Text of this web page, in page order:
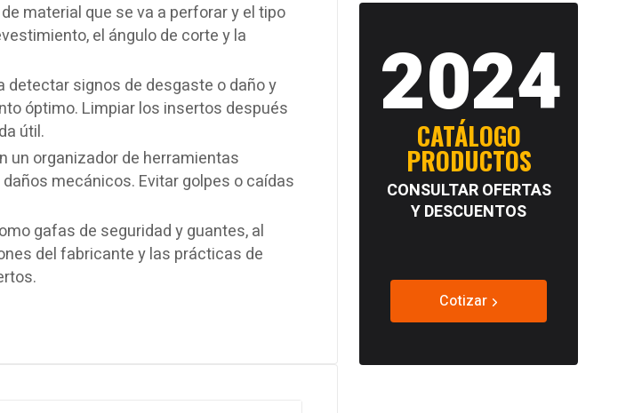
material que se va a perforar y el tipo
el ángulo de corte y la
signos de desgaste o daño y
óptimo. Limpiar los insertos después
útil.
un organizador de herramientas
mecánicos. Evitar golpes o caídas
gafas de seguridad y guantes, al
del fabricante y las prácticas de
2024
CATÁLOGO
PRODUCTOS
CONSULTAR OFERTAS
Y DESCUENTOS
Cotizar